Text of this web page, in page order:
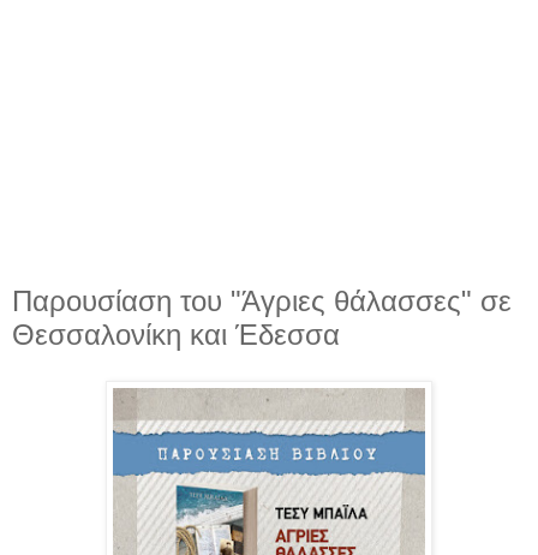
Παρουσίαση του "Άγριες θάλασσες" σε
Θεσσαλονίκη και Έδεσσα